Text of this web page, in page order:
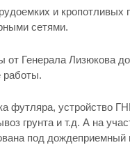
и кропотливых
сетями.
от Генерала Лизюкова
работы.
футляра, устройство
грунта и т.д. А на
под